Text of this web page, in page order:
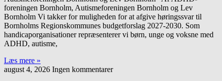
foreningen Bornholm, Autismeforeningen Bornholm og Lev
Bornholm Vi takker for muligheden for at afgive høringssvar til
Bornholms Regionskommunes budgetforslag 2027-2030. Som
handicaporganisationer repræsenterer vi børn, unge og voksne med
ADHD, autisme,
Læs mere »
august 4, 2026 Ingen kommentarer